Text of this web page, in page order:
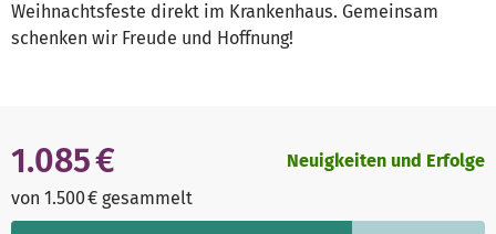
Weihnachtsfeste direkt im Krankenhaus. Gemeinsam
schenken wir Freude und Hoffnung!
1.085 €
von 1.500 € gesammelt
Neuigkeiten und Erfolge